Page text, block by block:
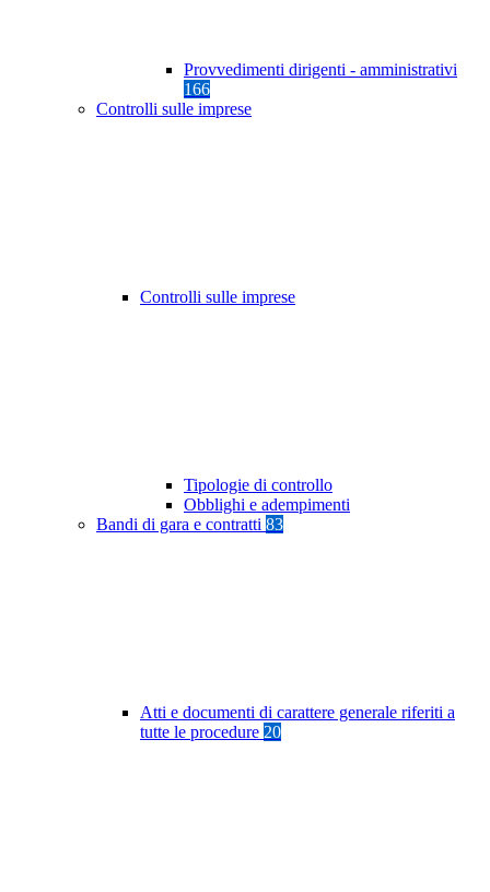
Provvedimenti dirigenti - amministrativi
166
Controlli sulle imprese
Controlli sulle imprese
Tipologie di controllo
Obblighi e adempimenti
Bandi di gara e contratti 83
Atti e documenti di carattere generale riferiti a
tutte le procedure 20